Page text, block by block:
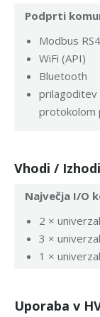
Podprti
Modbus
WiFi (API)
Bluetooth
prilagoditev
protokolom
Vhodi / Izhodi
Največja I/O
2 ×
3 ×
1 ×
Uporaba v